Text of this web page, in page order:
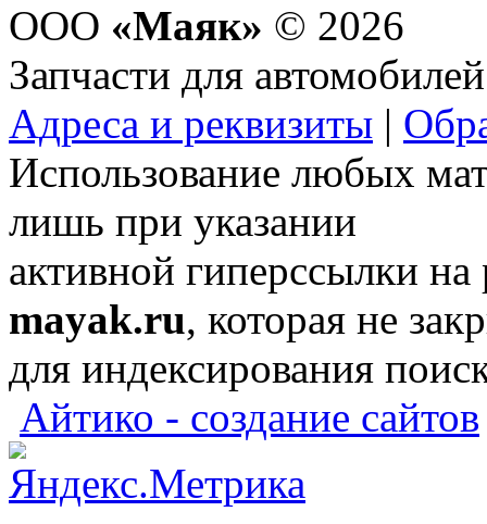
ООО «Маяк» © 2026
Запчасти для автомобилей
Адреса и реквизиты |
Использование любых
лишь при указании
активной гиперссылки
mayak.ru, которая не
для индексирования
Айтико - создание сайтов